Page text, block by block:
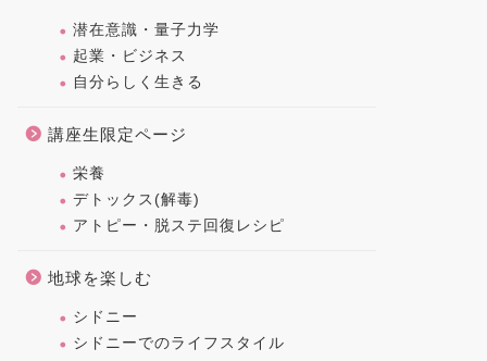
潜在意識・量子力学
起業・ビジネス
自分らしく生きる
講座生限定ページ
栄養
デトックス(解毒)
アトピー・脱ステ回復レシピ
地球を楽しむ
シドニー
シドニーでのライフスタイル